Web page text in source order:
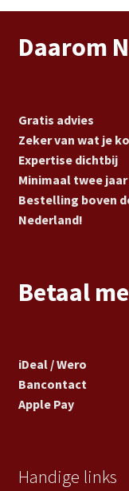
Daarom
Gratis advies
Zeker van wat je
Expertise dichtbij
Minimaal twee
Bestelling boven
Nederland!
Betaal
iDeal / Wero
Bancontact
Apple Pay
Handige links